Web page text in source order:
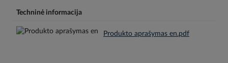
Techninė informacija
Produkto aprašymas en.pdf